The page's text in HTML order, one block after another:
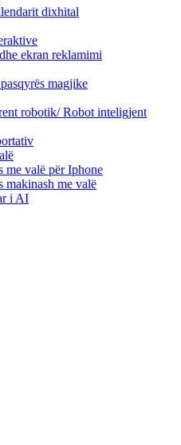
dixhital
ekran reklamimi
magjike
robotik/ Robot inteligjent
me valë për Iphone
makinash me valë
i AI